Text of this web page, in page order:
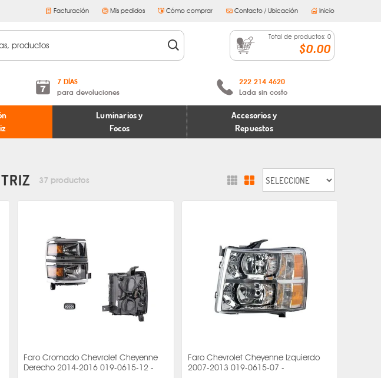
Facturación Mis pedidos Cómo comprar Contacto / Ubicación Inicio
Total de productos: 0
$0.00
7 DÍAS
para devoluciones
Términos y condiciones
Políticas de devoluciones
222 214 4620
Lada sin costo
Luminarios y
Focos
Accesorios y
Repuestos
37 productos
Faro Cromado Chevrolet Cheyenne
Derecho 2014-2016 019-0615-12 -
Faro Chevrolet Cheyenne Izquierdo
2007-2013 019-0615-07 -